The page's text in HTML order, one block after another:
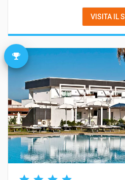
VISITA IL